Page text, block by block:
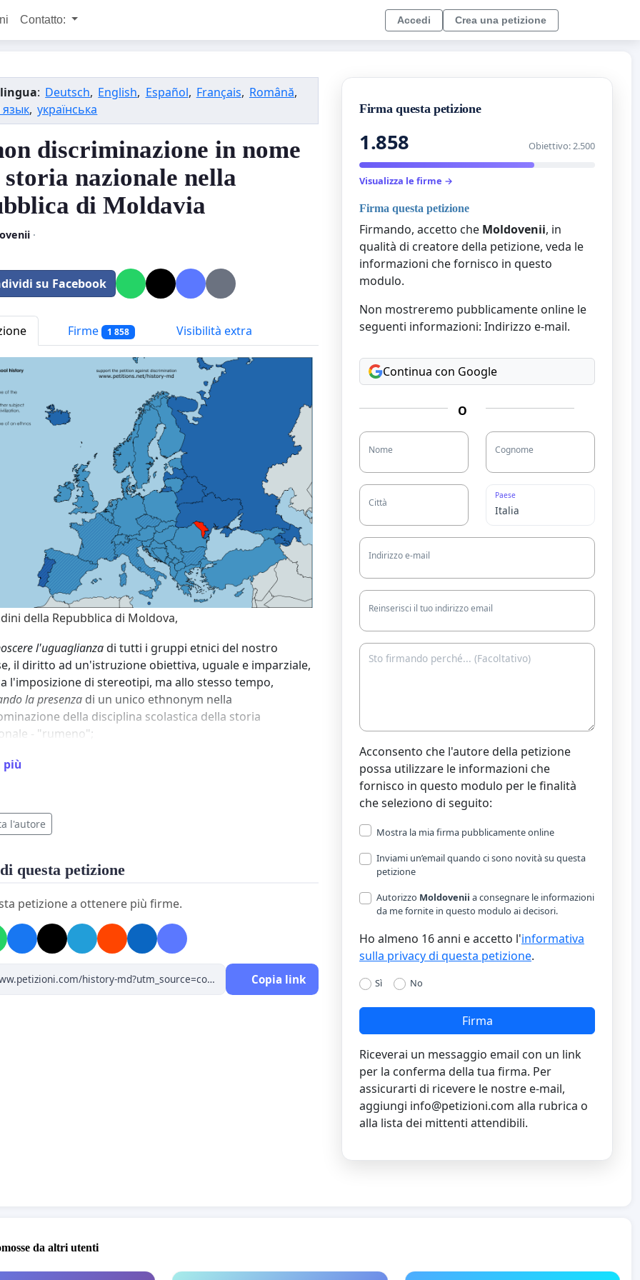
Contatto: Accedi Crea una petizione
: Deutsch, English, Español, Français, Română,
язык, українська
discriminazione in nome
nazionale nella
di Moldavia
·
su Facebook
Firme 1 858 Visibilità extra
della Repubblica di Moldova,
l'uguaglianzadi tutti i gruppi etnici del nostro
il diritto ad un'istruzione obiettiva, uguale e imparziale,
l'imposizione di stereotipi, ma allo stesso tempo,
la presenza di un unico ethnonym nella
della disciplina scolastica della storia
- "rumeno";
che:
alla creazione del nostro Stato comune - la
di Moldova,
sulla base della loro origine etnica è superata,
moldavi, appartenenti a gruppi etnici diversi da
rumeni (ad esempio bulgari, ebrei, gagauzi, tedeschi,
che non si considerano rumeni, russi, rom, ucraini,
possono sentirsi "esclusi" dalla storia nazionale, a
dal nome della disciplina scolastica;
che un tale nome per una disciplina scolastica
al mondo (dopo che la vicina Romania ha
più
l'autore
questa petizione
petizione a ottenere più firme.
Copia link
Firma questa petizione
1.858 Obiettivo: 2.500
Visualizza le firme →
Firma questa petizione
Firmando, accetto che Moldovenii, in
qualità di creatore della petizione, veda le
informazioni che fornisco in questo
modulo.
Non mostreremo pubblicamente online le
seguenti informazioni: Indirizzo e-mail.
Continua con Google
O
Nome Cognome
Città
Paese
Indirizzo e-mail
Reinserisci il tuo indirizzo email
Acconsento che l'autore della petizione
possa utilizzare le informazioni che
fornisco in questo modulo per le finalità
che seleziono di seguito:
Mostra la mia firma pubblicamente online
Inviami un’email quando ci sono novità su questa
petizione
Autorizzo Moldovenii a consegnare le informazioni
da me fornite in questo modulo ai decisori.
Ho almeno 16 anni e accetto l'informativa
sulla privacy di questa petizione.
Sì No
Firma
Riceverai un messaggio email con un link
per la conferma della tua firma. Per
assicurarti di ricevere le nostre e-mail,
aggiungi info@petizioni.com alla rubrica o
alla lista dei mittenti attendibili.
da altri utenti